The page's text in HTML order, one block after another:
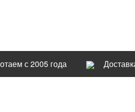
с 2005 года